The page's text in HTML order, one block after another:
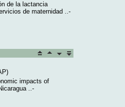
de la lactancia
de maternidad ..-
impacts of
..-